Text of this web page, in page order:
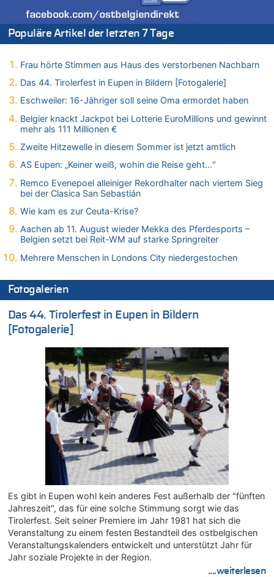
Belgier knackt Jackpot bei Lotterie EuroMillions und gewinnt
mehr als 111 Millionen €
08.08.2026 - 17:45 von Der Alte zu
08.08.2026 - 17:43 von Der Alte zu
Leipzig, Mechernich und die Frage: Wer steckt hinter den
Zweite Hitzewelle in diesem Sommer ist jetzt amtlich
Leipzig, Mechernich und die Frage: Wer steckt hinter den
Drohnen mit Strengstoff? War es Russland?
08.08.2026 - 15:34 von JoKrings zu
Leipzig, Mechernich und die Frage: Wer steckt hinter den
Mehrere Menschen in Londons City niedergestochen
Leipzig, Mechernich und die Frage: Wer steckt hinter den
08.08.2026 - 14:54 von Alfons van Compernolle zu
mehr als 111 Millionen €
08.08.2026 - 14:47 von Peer Wermuth zu
Drohnen mit Strengstoff? War es Russland?
08.08.2026 - 14:29 von Achso Dax zu
In Belgien missachten zwei von drei Autofahrern das
Tempolimit in 30er-Zonen – Untersuchung von Vias
08.08.2026 - 13:23 von Hugo Egon Bernhard von Sinnen zu
Leipzig, Mechernich und die Frage: Wer steckt hinter den
Drohnen mit Strengstoff? War es Russland?
08.08.2026 - 13:03 von WK zu
Kollision zwischen Autofahrer und Radfahrer an RAVeL-Weg
08.08.2026 - 12:56 von WK zu
Wasserstand des Rheins in NRW so niedrig wie noch nie
08.08.2026 - 12:29 von WK zu
In Belgien missachten zwei von drei Autofahrern das
Tempolimit in 30er-Zonen – Untersuchung von Vias
08.08.2026 - 12:01 von Hugo Egon Bernhard von Sinnen zu
Zurück an den Rhein: Hendrich wechselt zum 1. FC Köln
Populäre Artikel der letzten 7 Tage
Frau hörte Stimmen aus Haus des verstorbenen Nachbarn
Das 44. Tirolerfest in Eupen in Bildern [Fotogalerie]
Eschweiler: 16-Jähriger soll seine Oma ermordet haben
Belgier knackt Jackpot bei Lotterie EuroMillions und gewinnt
mehr als 111 Millionen €
Zweite Hitzewelle in diesem Sommer ist jetzt amtlich
AS Eupen: „Keiner weiß, wohin die Reise geht…“
Remco Evenepoel alleiniger Rekordhalter nach viertem Sieg
bei der Clasica San Sebastián
Wie kam es zur Ceuta-Krise?
Aachen ab 11. August wieder Mekka des Pferdesports –
Belgien setzt bei Reit-WM auf starke Springreiter
Mehrere Menschen in Londons City niedergestochen
Fotogalerien
Das 44. Tirolerfest in Eupen in Bildern
[Fotogalerie]
Es gibt in Eupen wohl kein anderes Fest außerhalb der "fünften
Jahreszeit", das für eine solche Stimmung sorgt wie das
Tirolerfest. Seit seiner Premiere im Jahr 1981 hat sich die
Veranstaltung zu einem festen Bestandteil des ostbelgischen
Veranstaltungskalenders entwickelt und unterstützt Jahr für
Jahr soziale Projekte in der Region.
....weiterlesen